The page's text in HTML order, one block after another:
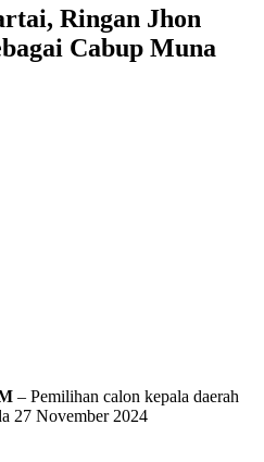
Ringan Jhon
Cabup Muna
– Pemilihan calon kepala daerah
27 November 2024